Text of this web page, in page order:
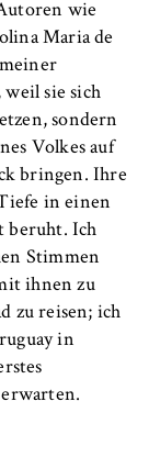
wie
Maria de
sie sich
sondern
Volkes auf
bringen. Ihre
in einen
beruht. Ich
Stimmen
ihnen zu
zu reisen; ich
in